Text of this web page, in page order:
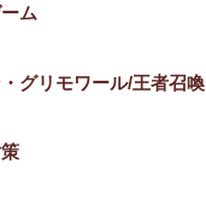
ム
グリモワール/王者召喚